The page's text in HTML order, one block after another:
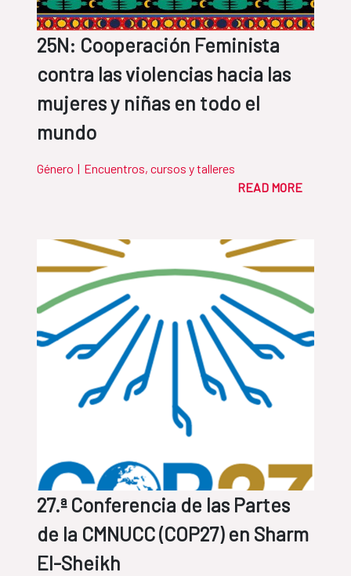
25N: Cooperación Feminista
contra las violencias hacia las
mujeres y niñas en todo el
mundo
Género | Encuentros, cursos y talleres
READ MORE
27.ª Conferencia de las Partes
de la CMNUCC (COP27) en Sharm
El-Sheikh